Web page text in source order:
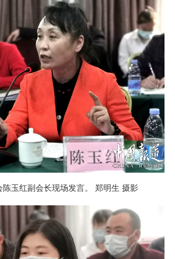
陈玉红副会长现场发言。 郑明生 摄影